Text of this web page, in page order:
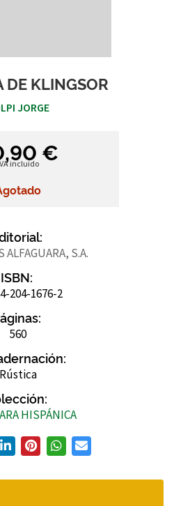
DE KLINGSOR
JORGE
€
incluido
ALFAGUARA, S.A.
ISBN:
204-1676-2
560
Rústica
HISPÁNICA